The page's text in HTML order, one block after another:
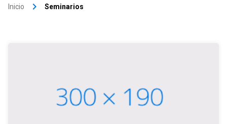
Inicio keyboard_arrow_right Seminarios